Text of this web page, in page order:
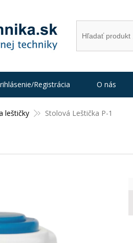
leštičky Stolová Leštička P-1
Registrácia O nás